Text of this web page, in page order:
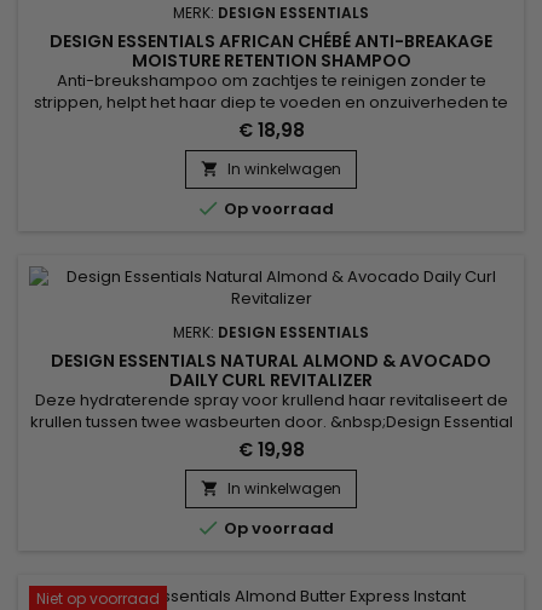
MERK: DESIGN ESSENTIALS
DESIGN ESSENTIALS AFRICAN CHÉBÉ ANTI-BREAKAGE
MOISTURE RETENTION SHAMPOO
Anti-breukshampoo om zachtjes te reinigen zonder te
strippen, helpt het haar diep te voeden en onzuiverheden te
verwijderen.&nbsp; Design Essentials African Chébé anti-
breuk vochtretentieshampoo is verrijkt met Afrikaans Chébé-
extract en helpt breuk, gespleten haarpunten en uitdroging
van het haar te voorkomen.&nbsp; Het vermindert de
kwetsbaarheid van...
€ 18,98
 In winkelwagen
 Op voorraad
MERK: DESIGN ESSENTIALS
DESIGN ESSENTIALS NATURAL ALMOND & AVOCADO
DAILY CURL REVITALIZER
Deze hydraterende spray voor krullend haar revitaliseert de
krullen tussen twee wasbeurten door. &nbsp;Design Essential
Almond Avocado Daily Curl Revitalizer verzacht het haar,
voedt diep zonder het te verzwaren, voorkomt breuk en
verbetert de textuur en glans.&nbsp; Het helpt ook jeuk en
irritatie van de hoofdhuid te verlichten.Dankzij de lichte...
€ 19,98
 In winkelwagen
 Op voorraad
Niet op voorraad